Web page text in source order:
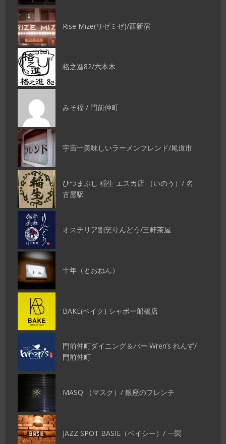
Rise Mize(リゼミゼ)/西新宿
格之進82/六本木
みそ福 / 門前仲町
宇宙一美味しいラーメンフレンド/尾道市
ひつまぶし 稲生 エスカ店 （いのう）/ 名
古屋駅
オステリア割烹りんどう/三軒茶屋
十年（とおねん）
BAKE(ベイク) シャポー船橋店
門前仲町ダイニング＆バー Wren’s れんず/
門前仲町
MASQ （マスク）/ 銀座のフレンチ
JAZZ SPOT BASIE（ベイシー）/ 一関